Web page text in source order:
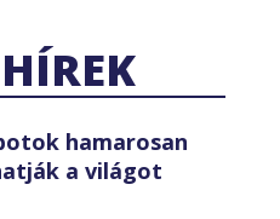
hamarosan
a világot